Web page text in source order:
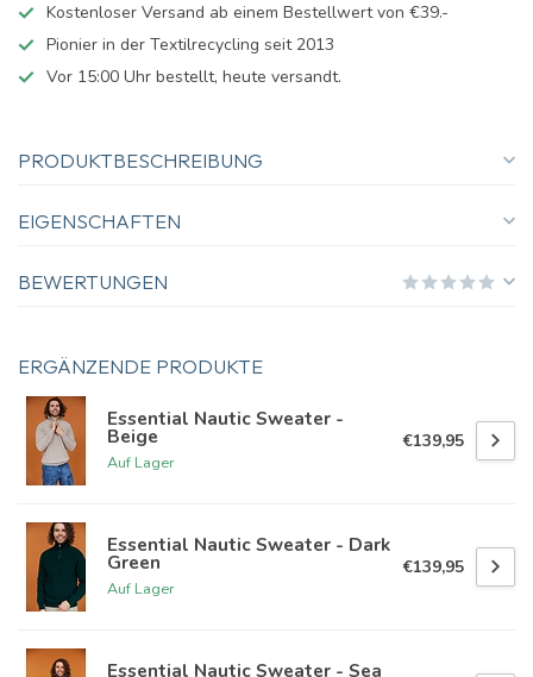
Kostenloser Versand ab einem Bestellwert von €39.-
Pionier in der Textilrecycling seit 2013
Vor 15:00 Uhr bestellt, heute versandt.
PRODUKTBESCHREIBUNG
EIGENSCHAFTEN
BEWERTUNGEN
ERGÄNZENDE PRODUKTE
Essential Nautic Sweater -
Beige
Auf Lager
€139,95
Essential Nautic Sweater - Dark
Green
Auf Lager
€139,95
Essential Nautic Sweater - Sea